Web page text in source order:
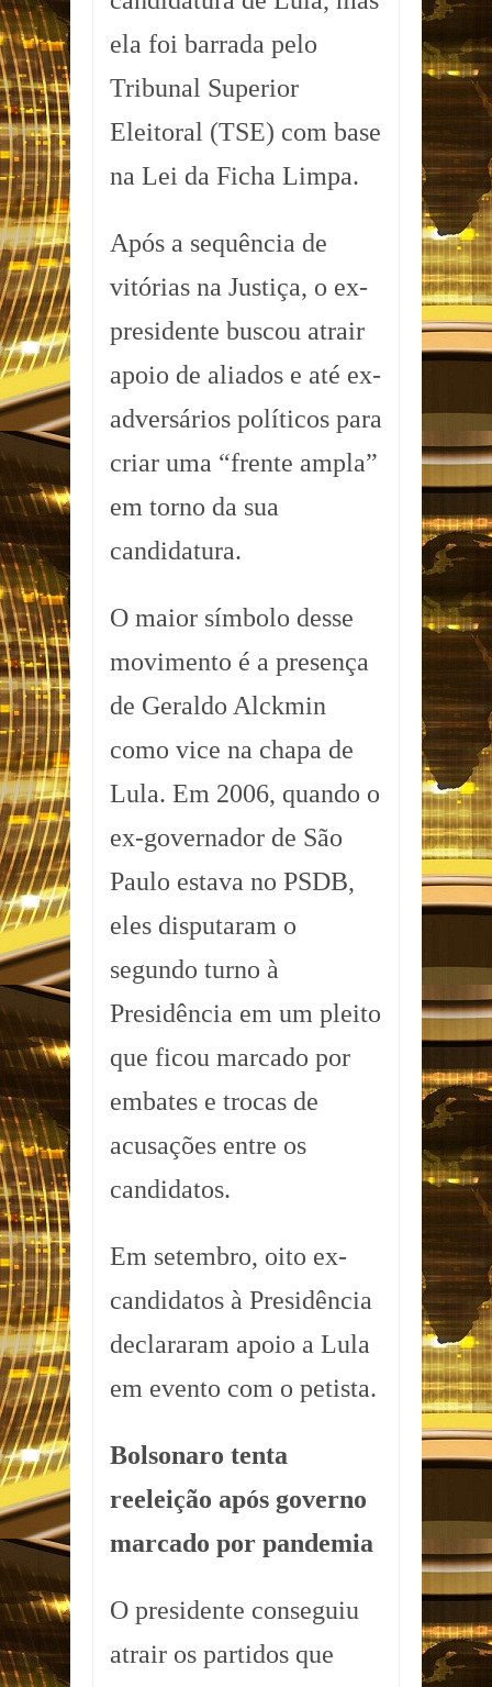
ela foi barrada pelo
Tribunal Superior
Eleitoral (TSE) com base
na Lei da Ficha Limpa.
Após a sequência de
vitórias na Justiça, o ex-
presidente buscou atrair
apoio de aliados e até ex-
adversários políticos para
criar uma “frente ampla”
em torno da sua
candidatura.
O maior símbolo desse
movimento é a presença
de Geraldo Alckmin
como vice na chapa de
Lula. Em 2006, quando o
ex-governador de São
Paulo estava no PSDB,
eles disputaram o
segundo turno à
Presidência em um pleito
que ficou marcado por
embates e trocas de
acusações entre os
candidatos.
Em setembro, oito ex-
candidatos à Presidência
declararam apoio a Lula
em evento com o petista.
Bolsonaro tenta
reeleição após governo
marcado por pandemia
O presidente conseguiu
atrair os partidos que